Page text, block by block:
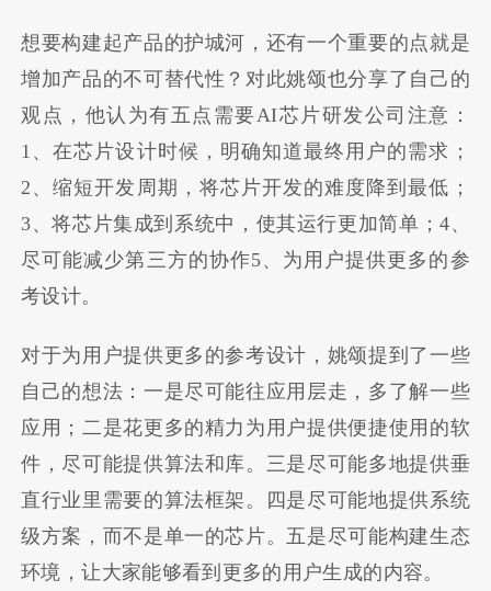
想要构建起产品的护城河，还有一个重要的点就是
增加产品的不可替代性？对此姚颂也分享了自己的
观点，他认为有五点需要AI芯片研发公司注意：
1、在芯片设计时候，明确知道最终用户的需求；
2、缩短开发周期，将芯片开发的难度降到最低；
3、将芯片集成到系统中，使其运行更加简单；4、
尽可能减少第三方的协作5、为用户提供更多的参
考设计。
对于为用户提供更多的参考设计，姚颂提到了一些
自己的想法：一是尽可能往应用层走，多了解一些
应用；二是花更多的精力为用户提供便捷使用的软
件，尽可能提供算法和库。三是尽可能多地提供垂
直行业里需要的算法框架。四是尽可能地提供系统
级方案，而不是单一的芯片。五是尽可能构建生态
环境，让大家能够看到更多的用户生成的内容。